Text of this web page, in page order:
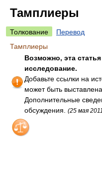
Тамплиеры
Толкование
Перевод
Тамплиеры
Возможно, эта
исследование.
Добавьте ссылки на
может быть
Дополнительные
обсуждения.
(25 мая